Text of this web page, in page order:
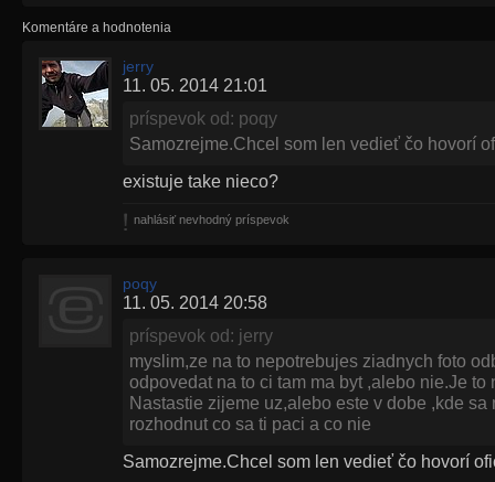
Komentáre a hodnotenia
jerry
11. 05. 2014 21:01
príspevok od: poqy
Samozrejme.Chcel som len vedieť čo hovorí
existuje take nieco?
nahlásiť nevhodný príspevok
poqy
11. 05. 2014 20:58
príspevok od: jerry
myslim,ze na to nepotrebujes ziadnych foto
odpovedat na to ci tam ma byt ,alebo nie.Je to
Nastastie zijeme uz,alebo este v dobe ,kde sa
rozhodnut co sa ti paci a co nie
Samozrejme.Chcel som len vedieť čo hovorí